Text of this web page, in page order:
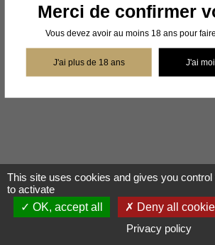
Merci de confirmer
Vous devez avoir au moins 18 ans pour
J'ai plus de 18 ans J'ai
©Toria.Beer 2023 - Créé par l'Agence Web
dangereux pour la santé, à consommer
This site uses cookies and gives you
to activate
OK, accept all
Deny all
Privacy policy